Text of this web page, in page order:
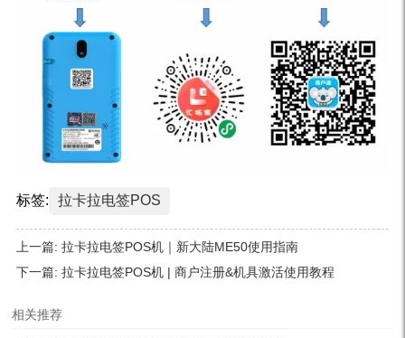
标签: 拉卡拉电签POS
上一篇: 拉卡拉电签POS机｜新大陆ME50使用指南
下一篇: 拉卡拉电签POS机 | 商户注册&机具激活使用教程
相关推荐